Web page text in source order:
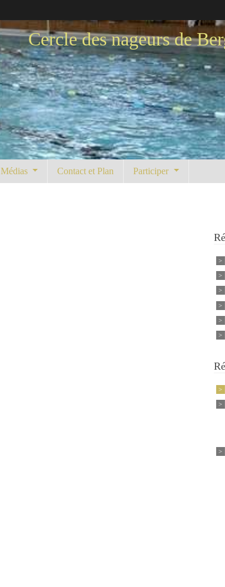
Cercle des nageurs de
Médias Contact et Plan Participer